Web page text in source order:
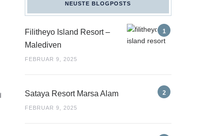
NEUSTE BLOGPOSTS
Filitheyo Island Resort –
Malediven
FEBRUAR 9, 2025
Sataya Resort Marsa Alam
FEBRUAR 9, 2025